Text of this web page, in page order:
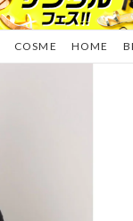
COSME HOME